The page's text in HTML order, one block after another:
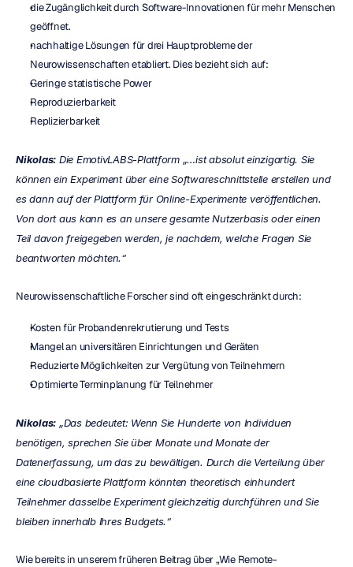
die Zugänglichkeit durch Software-Innovationen für mehr Menschen
geöffnet.
nachhaltige Lösungen für drei Hauptprobleme der
Neurowissenschaften etabliert. Dies bezieht sich auf:
Geringe statistische Power
Reproduzierbarkeit
Replizierbarkeit
Nikolas: Die EmotivLABS-Plattform „…ist absolut einzigartig. Sie
können ein Experiment über eine Softwareschnittstelle erstellen und
es dann auf der Plattform für Online-Experimente veröffentlichen.
Von dort aus kann es an unsere gesamte Nutzerbasis oder einen
Teil davon freigegeben werden, je nachdem, welche Fragen Sie
beantworten möchten.“
Neurowissenschaftliche Forscher sind oft eingeschränkt durch:
Kosten für Probandenrekrutierung und Tests
Mangel an universitären Einrichtungen und Geräten
Reduzierte Möglichkeiten zur Vergütung von Teilnehmern
Optimierte Terminplanung für Teilnehmer
Nikolas: „Das bedeutet: Wenn Sie Hunderte von Individuen
benötigen, sprechen Sie über Monate und Monate der
Datenerfassung, um das zu bewältigen. Durch die Verteilung über
eine cloudbasierte Plattform könnten theoretisch einhundert
Teilnehmer dasselbe Experiment gleichzeitig durchführen und Sie
bleiben innerhalb Ihres Budgets.“
Wie bereits in unserem früheren Beitrag über „Wie Remote-